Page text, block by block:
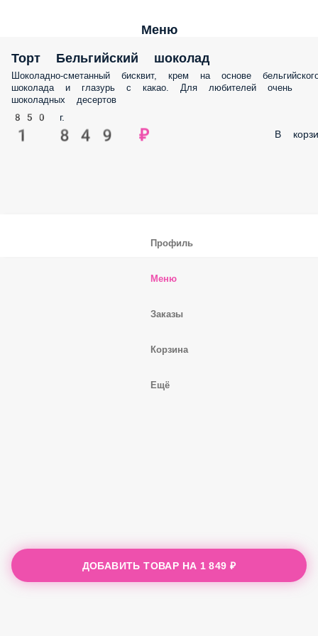
Меню
Торт Бельгийский шоколад
Шоколадно-сметанный бисквит, крем на основе
шоколада и глазурь с какао. Для любителей очень
шоколадных десертов
850 г.
1 849 ₽ В
ДОБАВИТЬ ТОВАР НА 1 849 ₽
Профиль
Меню
Заказы
Корзина
Ещё